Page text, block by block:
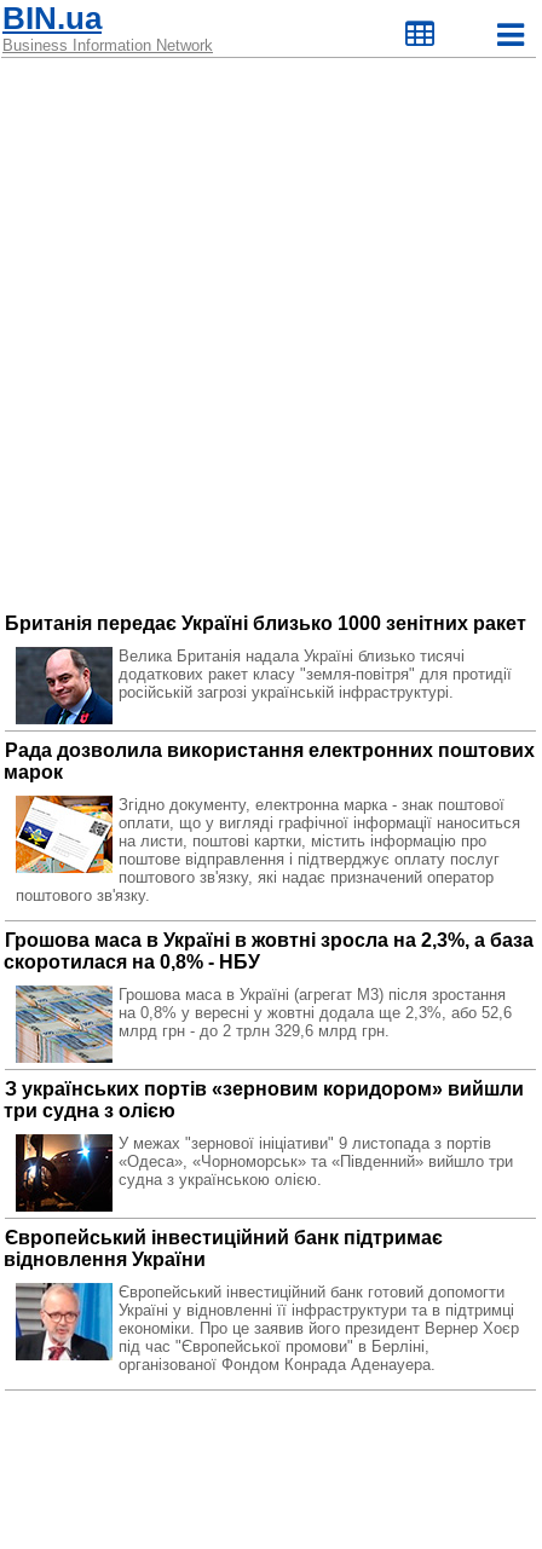
BIN.ua
Business Information Network
Британія передає Україні близько 1000 зенітних ракет
Велика Британія надала Україні близько тисячі
додаткових ракет класу "земля-повітря" для протидії
російській загрозі українській інфраструктурі.
Рада дозволила використання електронних поштових
марок
Згідно документу, електронна марка - знак поштової
оплати, що у вигляді графічної інформації наноситься
на листи, поштові картки, містить інформацію про
поштове відправлення і підтверджує оплату послуг
поштового зв'язку, які надає призначений оператор
поштового зв'язку.
Грошова маса в Україні в жовтні зросла на 2,3%, а база
скоротилася на 0,8% - НБУ
Грошова маса в Україні (агрегат M3) після зростання
на 0,8% у вересні у жовтні додала ще 2,3%, або 52,6
млрд грн - до 2 трлн 329,6 млрд грн.
З українських портів «зерновим коридором» вийшли
три судна з олією
У межах "зернової ініціативи" 9 листопада з портів
«Одеса», «Чорноморськ» та «Південний» вийшло три
судна з українською олією.
Європейський інвестиційний банк підтримає
відновлення України
Європейський інвестиційний банк готовий допомогти
Україні у відновленні її інфраструктури та в підтримці
економіки. Про це заявив його президент Вернер Хоєр
під час "Європейської промови" в Берліні,
організованої Фондом Конрада Аденауера.